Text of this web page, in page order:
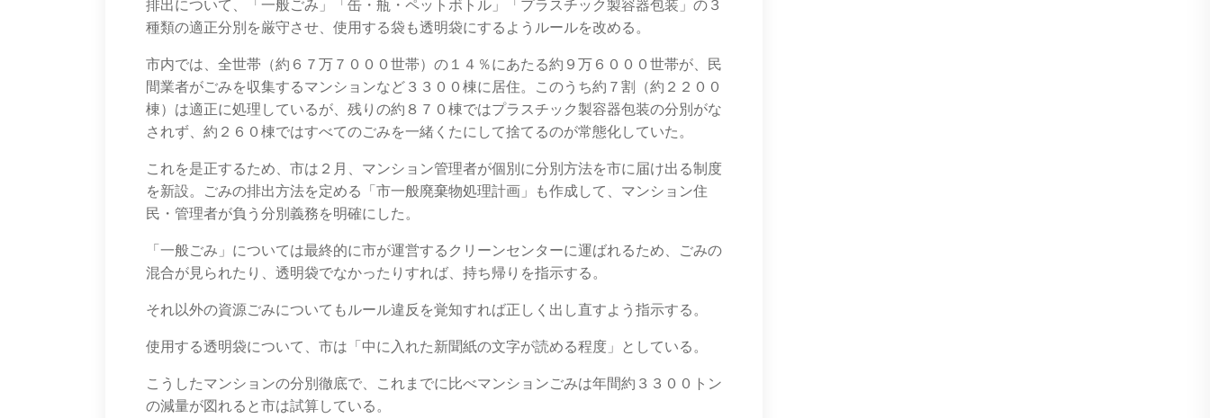
排出について、「一般ごみ」「缶・瓶・ペットボトル」「プラスチック製容器包装」の３
種類の適正分別を厳守させ、使用する袋も透明袋にするようルールを改める。
市内では、全世帯（約６７万７０００世帯）の１４％にあたる約９万６０００世帯が、民
間業者がごみを収集するマンションなど３３００棟に居住。このうち約７割（約２２００
棟）は適正に処理しているが、残りの約８７０棟ではプラスチック製容器包装の分別がな
されず、約２６０棟ではすべてのごみを一緒くたにして捨てるのが常態化していた。
これを是正するため、市は２月、マンション管理者が個別に分別方法を市に届け出る制度
を新設。ごみの排出方法を定める「市一般廃棄物処理計画」も作成して、マンション住
民・管理者が負う分別義務を明確にした。
「一般ごみ」については最終的に市が運営するクリーンセンターに運ばれるため、ごみの
混合が見られたり、透明袋でなかったりすれば、持ち帰りを指示する。
それ以外の資源ごみについてもルール違反を覚知すれば正しく出し直すよう指示する。
使用する透明袋について、市は「中に入れた新聞紙の文字が読める程度」としている。
こうしたマンションの分別徹底で、これまでに比べマンションごみは年間約３３００トン
の減量が図れると市は試算している。